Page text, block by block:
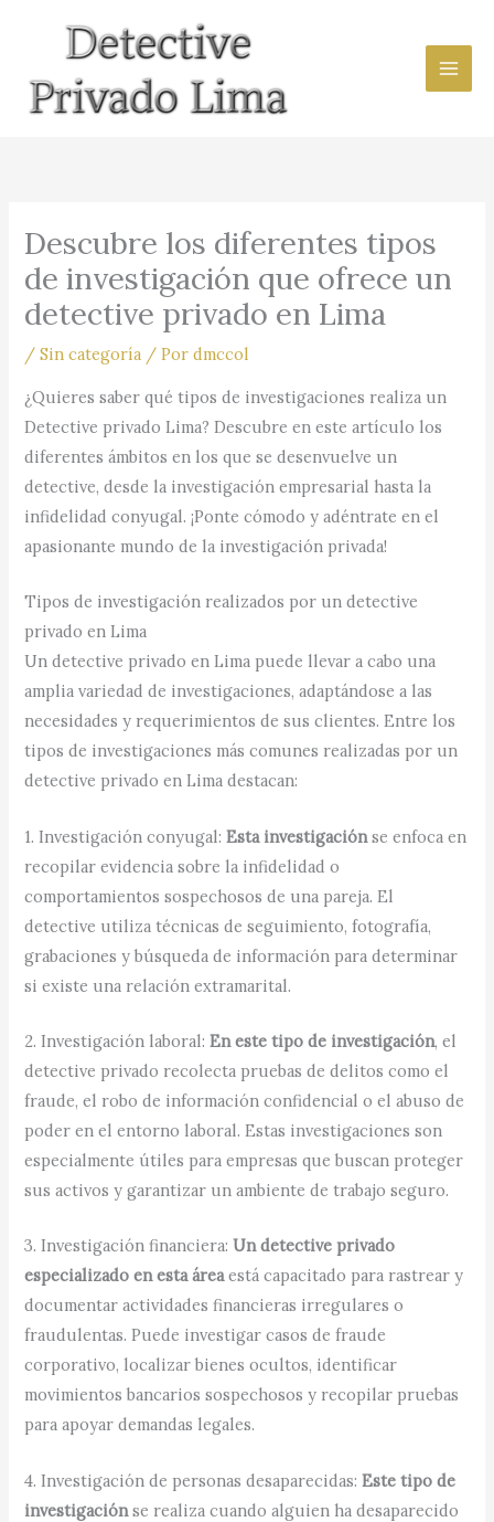
contenido
Descubre los diferentes tipos
de investigación que ofrece un
detective privado en Lima
/Sin categoría / Pordmccol
¿Quieres saber qué tipos de investigaciones realiza un
Detective privado Lima? Descubre en este artículo los
diferentes ámbitos en los que se desenvuelve un
detective, desde la investigación empresarial hasta la
infidelidad conyugal. ¡Ponte cómodo y adéntrate en el
apasionante mundo de la investigación privada!
Tipos de investigación realizados por un detective
privado en Lima
Un detective privado en Lima puede llevar a cabo una
amplia variedad de investigaciones, adaptándose a las
necesidades y requerimientos de sus clientes. Entre los
tipos de investigaciones más comunes realizadas por un
detective privado en Lima destacan:
1. Investigación conyugal:Esta investigación se enfoca en
recopilar evidencia sobre la infidelidad o
comportamientos sospechosos de una pareja. El
detective utiliza técnicas de seguimiento, fotografía,
grabaciones y búsqueda de información para determinar
si existe una relación extramarital.
2. Investigación laboral:En este tipo de investigación, el
detective privado recolecta pruebas de delitos como el
fraude, el robo de información confidencial o el abuso de
poder en el entorno laboral. Estas investigaciones son
especialmente útiles para empresas que buscan proteger
sus activos y garantizar un ambiente de trabajo seguro.
3. Investigación financiera:Un detective privado
especializado en esta áreaestá capacitado para rastrear y
documentar actividades financieras irregulares o
fraudulentas. Puede investigar casos de fraude
corporativo, localizar bienes ocultos, identificar
movimientos bancarios sospechosos y recopilar pruebas
para apoyar demandas legales.
4. Investigación de personas desaparecidas:Este tipo de
investigación se realiza cuando alguien ha desaparecido